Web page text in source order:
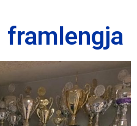
framlengja